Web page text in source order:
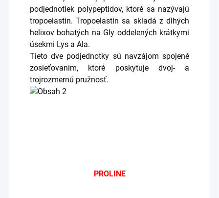
podjednotiek polypeptidov, ktoré sa nazývajú
tropoelastín. Tropoelastín sa skladá z dlhých
helixov bohatých na Gly oddelených krátkymi
úsekmi Lys a Ala.
Tieto dve podjednotky sú navzájom spojené
zosieťovaním, ktoré poskytuje dvoj- a
trojrozmernú pružnosť.
PROLINE